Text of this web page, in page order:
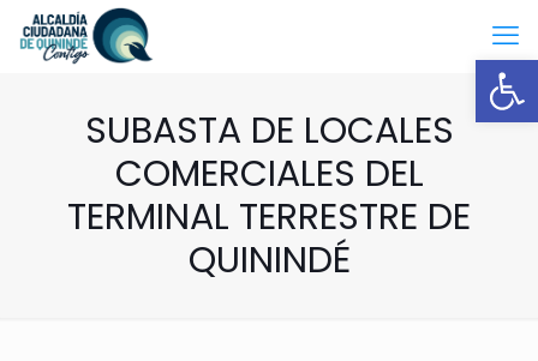
SUBASTA DE LOCALES
COMERCIALES DEL
TERMINAL TERRESTRE DE
QUININDÉ